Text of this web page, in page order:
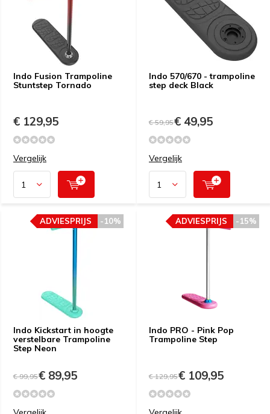
Indo Fusion Trampoline
Stuntstep Tornado
€ 129,95
Vergelijk
Indo 570/670 - trampoline
step deck Black
€ 59,95€ 49,95
Vergelijk
Indo Kickstart in hoogte
verstelbare Trampoline
Step Neon
-10%
ADVIESPRIJS
€ 99,95€ 89,95
Indo PRO - Pink Pop
Trampoline Step
-15%
ADVIESPRIJS
€ 129,95€ 109,95